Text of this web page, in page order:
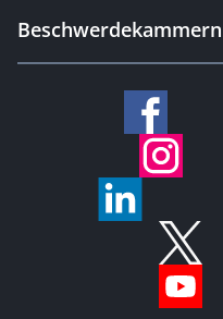
Beschwerdekammern